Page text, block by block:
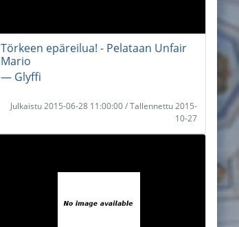
Törkeen epäreilua! - Pelataan Unfair
Mario
― Glyffi
Julkaistu 2015-06-28 11:00:00 / Tallennettu 2015-
10-27